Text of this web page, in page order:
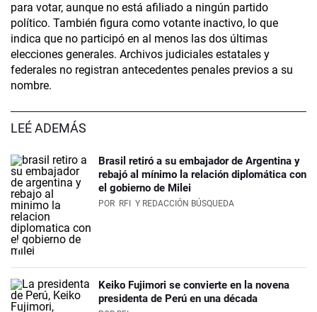
para votar, aunque no está afiliado a ningún partido
político. También figura como votante inactivo, lo que
indica que no participó en al menos las dos últimas
elecciones generales. Archivos judiciales estatales y
federales no registran antecedentes penales previos a su
nombre.
LEÉ ADEMÁS
Brasil retiró a su embajador de Argentina y
rebajó al mínimo la relación diplomática con
el gobierno de Milei
POR RFI Y REDACCIÓN BÚSQUEDA
Keiko Fujimori se convierte en la novena
presidenta de Perú en una década